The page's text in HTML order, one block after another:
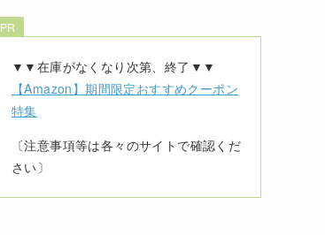
PR
▼▼在庫がなくなり次第、終了▼▼
【Amazon】期間限定おすすめクーポン
特集
〔注意事項等は各々のサイトで確認くだ
さい〕